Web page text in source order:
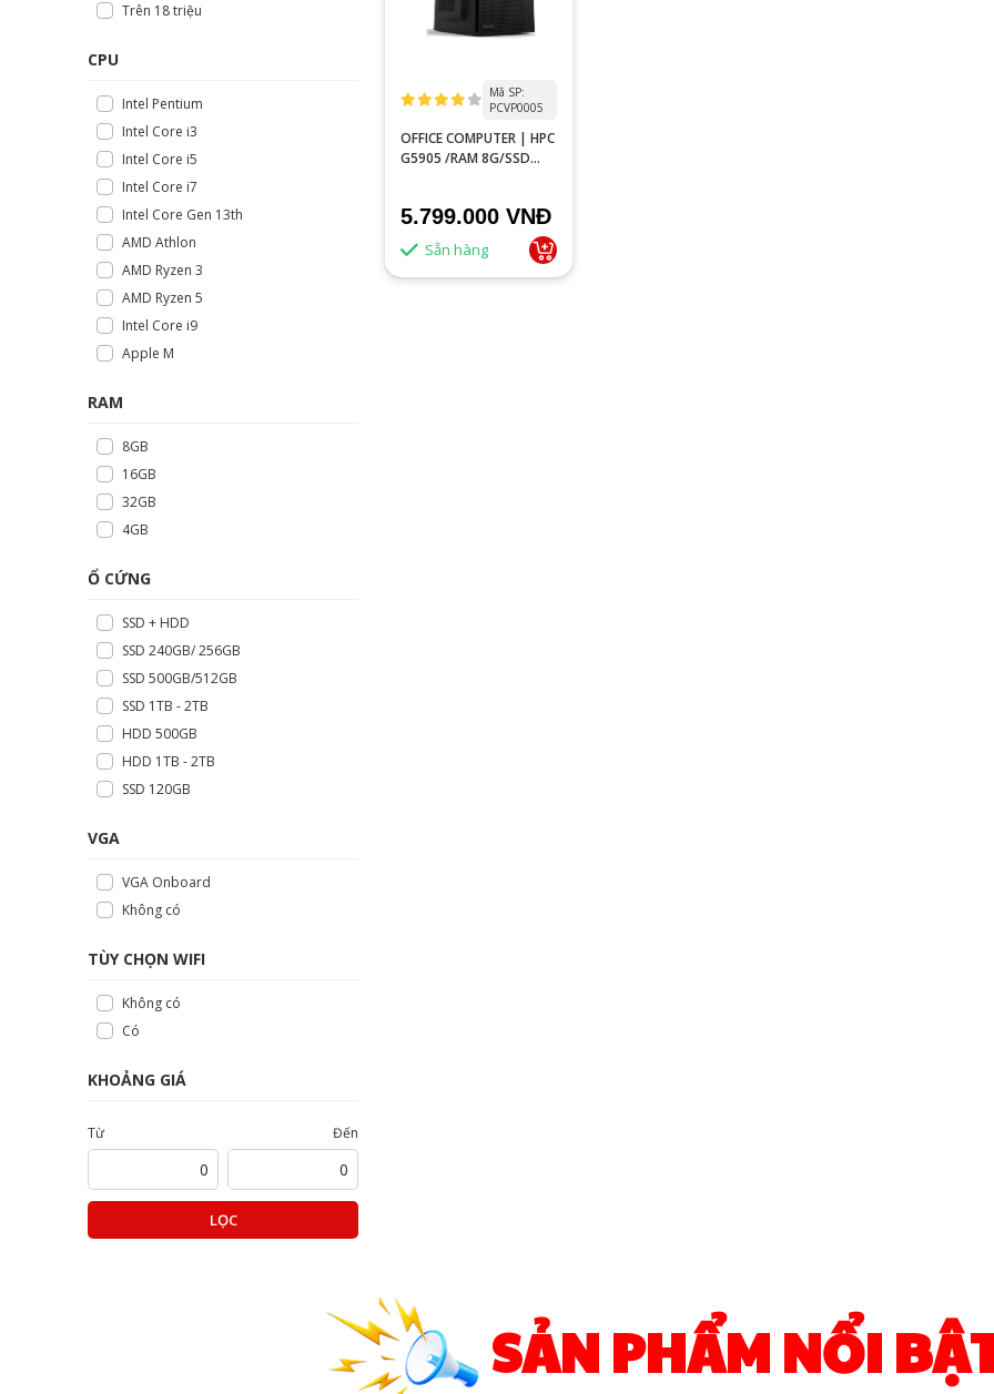
Trên 18 triệu
CPU
Intel Pentium
Intel Core i3
Intel Core i5
Intel Core i7
Intel Core Gen 13th
AMD Athlon
AMD Ryzen 3
AMD Ryzen 5
Intel Core i9
Apple M
RAM
8GB
16GB
32GB
4GB
Ổ CỨNG
SSD + HDD
SSD 240GB/ 256GB
SSD 500GB/512GB
SSD 1TB - 2TB
HDD 500GB
HDD 1TB - 2TB
SSD 120GB
VGA
VGA Onboard
Không có
TÙY CHỌN WIFI
Không có
Có
KHOẢNG GIÁ
Từ Đến
LỌC
Mã SP:
PCVP0005
OFFICE COMPUTER | HPC
G5905 /RAM 8G/SSD
5.799.000 VNĐ
Sẵn hàng
SẢN PHẨM NỔI